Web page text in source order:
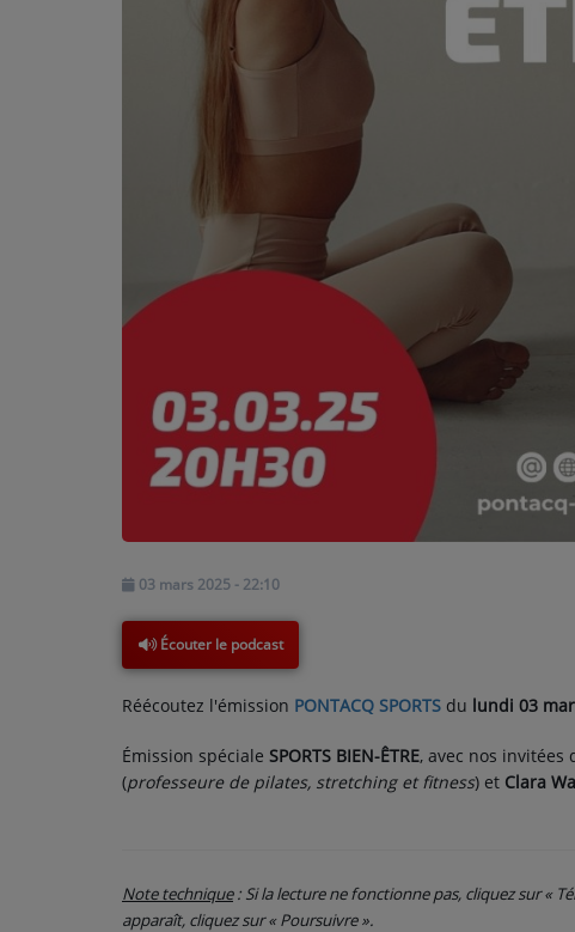
ÉDUCATION AUX MÉDIAS ET À
VENEZ DANS LE PUBLIC !
CRÉATIONS AUDIOVISUELLES
L'ŒIL DE L'OIE | PRÉSENTATION
PARTENAIRES
03 mars 2025 - 22:10
Écouter le podcast
Réécoutez l'émission PONTACQ SPORTS du lundi 03
Émission spéciale SPORTS BIEN-ÊTRE, avec nos invitées
(professeure de pilates, stretching et fitness) et Clara
Note technique: Si la lecture ne fonctionne pas, cliquez sur «
apparaît, cliquez sur « Poursuivre ».